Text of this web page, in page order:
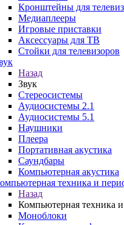
Кронштейны для
Медиаплееры
Игровые приставки
Аксессуары для ТВ
Стойки для телевизоров
Назад
Звук
Стереосистемы
Аудиосистемы 2.1
Аудиосистемы 5.1
Наушники
Плеера
Портативная акустика
Саундбары
Компьютерная акустика
техника и
Назад
Компьютерная техника
Моноблоки